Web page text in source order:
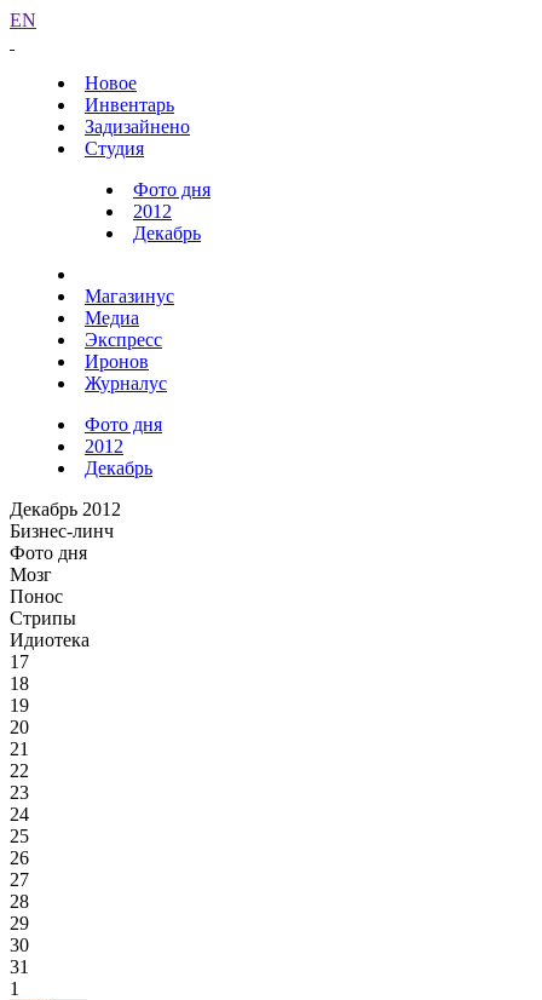
EN
Новое
Инвентарь
Задизайнено
Студия
Фото дня
2012
Декабрь
Магазинус
Медиа
Экспресс
Иронов
Журналус
Фото дня
2012
Декабрь
Декабрь 2012
Бизнес-линч
Фото дня
Мозг
Понос
Стрипы
Идиотека
17
18
19
20
21
22
23
24
25
26
27
28
29
30
31
1